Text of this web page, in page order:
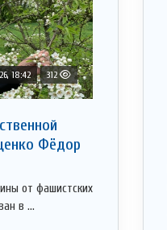
18:42 312
Фёдор
от фашистских
в ...